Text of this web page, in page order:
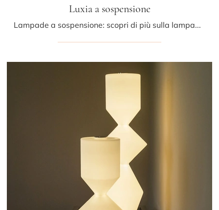
Luxia a sospensione
Lampade a sospensione: scopri di più sulla lampada Luxia a sospensione in vetro che ti presentiamo.